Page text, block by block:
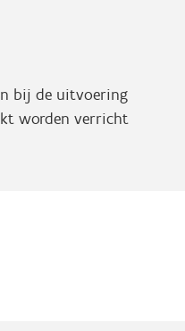
bij de uitvoering
worden verricht